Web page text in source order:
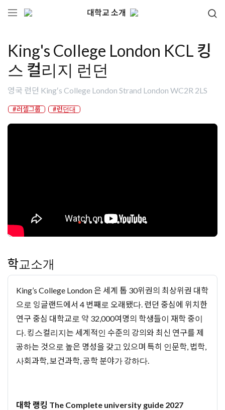
대학교 소개
King's College London KCL 킹
스 컬리지 런던
영국 런던 King′s College London Strand London WC2R 2LS
#러셀그룹 #런던대
학교소개
King’s College London 은 세계 톱 30위권의 최상위권 대학
으로 잉글랜드에서 4 번째로 오래됐다. 런던 중심에 위치한
연구 중심 대학교로 약 32,000여명의 학생들이 재학 중이
다. 킹스컬리지는 세계적인 수준의 강의와 최신 연구를 제
공하는 것으로 높은 명성을 갖고 있으며 특히 인문학, 법학,
사회과학, 보건과학, 공학 분야가 강하다.
대학 랭킹 The Complete university guide 2027